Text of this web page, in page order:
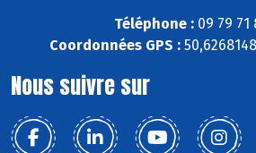
Téléphone :09 79 71
Coordonnées GPS :
Nous suivre sur